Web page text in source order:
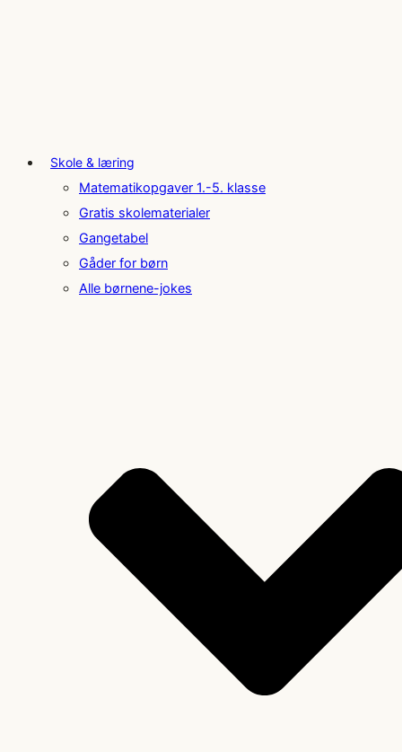
Skole & læring
Matematikopgaver 1.-5. klasse
Gratis skolematerialer
Gangetabel
Gåder for børn
Alle børnene-jokes